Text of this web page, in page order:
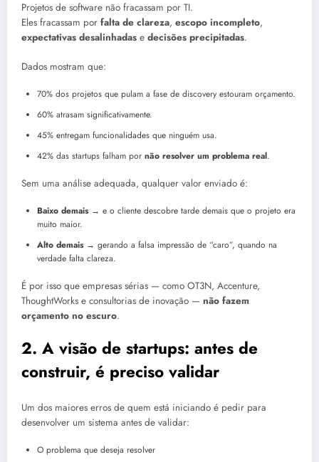
Projetos de software não fracassam por TI.
Eles fracassam por falta de clareza, escopo incompleto,
expectativas desalinhadas e decisões precipitadas.
Dados mostram que:
70% dos projetos que pulam a fase de discovery estouram orçamento.
60% atrasam significativamente.
45% entregam funcionalidades que ninguém usa.
42% das startups falham por não resolver um problema real.
Sem uma análise adequada, qualquer valor enviado é:
Baixo demais→ e o cliente descobre tarde demais que o projeto era
muito maior.
Alto demais→ gerando a falsa impressão de “caro”, quando na
verdade falta clareza.
É por isso que empresas sérias — como OT3N, Accenture,
ThoughtWorks e consultorias de inovação — não fazem
orçamento no escuro.
2. A visão de startups: antes de
construir, é preciso validar
Um dos maiores erros de quem está iniciando é pedir para
desenvolver um sistema antes de validar:
O problema que deseja resolver